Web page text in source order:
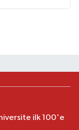
ilk 100'e